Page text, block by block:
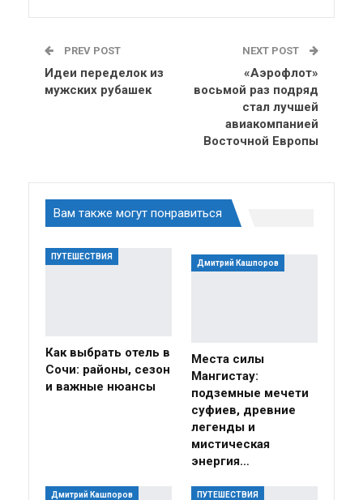
PREV POST
Идеи переделок из
мужских рубашек
NEXT POST
«Аэрофлот»
восьмой раз подряд
стал лучшей
авиакомпанией
Восточной Европы
Вам также могут понравиться
ПУТЕШЕСТВИЯ
Как выбрать отель в
Сочи: районы, сезон
и важные нюансы
Дмитрий Кашпоров
Места силы
Мангистау:
подземные мечети
суфиев, древние
легенды и
мистическая
энергия…
Дмитрий Кашпоров ПУТЕШЕСТВИЯ